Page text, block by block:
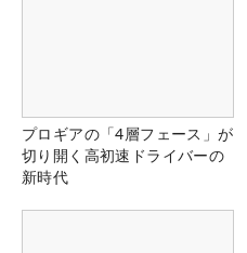
プロギアの「4層フェース」が
切り開く高初速ドライバーの
新時代